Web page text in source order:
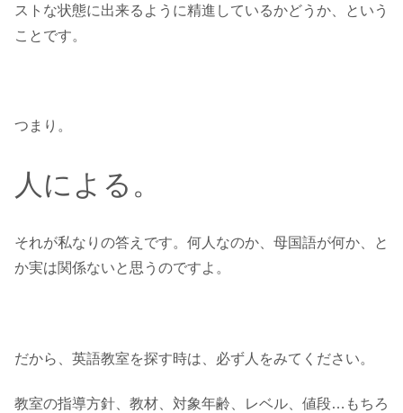
ストな状態に出来るように精進しているかどうか、という
ことです。
つまり。
人による。
それが私なりの答えです。何人なのか、母国語が何か、と
か実は関係ないと思うのですよ。
だから、英語教室を探す時は、必ず人をみてください。
教室の指導方針、教材、対象年齢、レベル、値段…もちろ